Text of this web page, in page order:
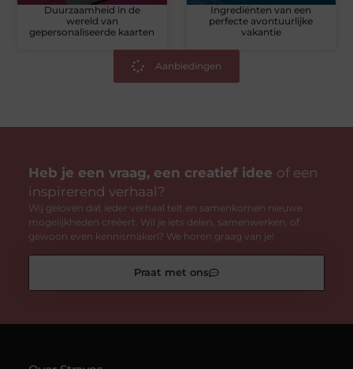
Duurzaamheid in de
wereld van
gepersonaliseerde kaarten
Ingrediënten van een
perfecte avontuurlijke
vakantie
Aanbiedingen
Heb je een vraag, een creatief idee of een
inspirerend verhaal?
Wij geloven dat ieder verhaal telt en samenkomen nieuwe
mogelijkheden creëert. Wil je iets delen, samenwerken, of
gewoon even kennismaken? We horen graag van je!
Praat met ons